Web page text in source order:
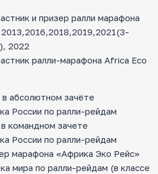
и призер ралли марафона
2022
ралли-марафона Africa Eco
абсолютном зачёте
России по ралли-рейдам
командном зачете
России по ралли-рейдам
марафона «Африка Эко Рейс»
мира по ралли-рейдам (в классе